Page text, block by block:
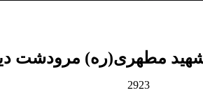
شهید مطهری(ره) مرودشت
2923